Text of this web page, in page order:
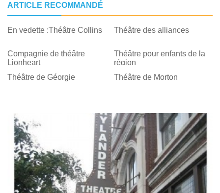
ARTICLE RECOMMANDÉ
En vedette :Théâtre Collins Théâtre des alliances
Compagnie de théâtre
Lionheart
Théâtre pour enfants de la
région
Théâtre de Géorgie
Théâtre de Morton